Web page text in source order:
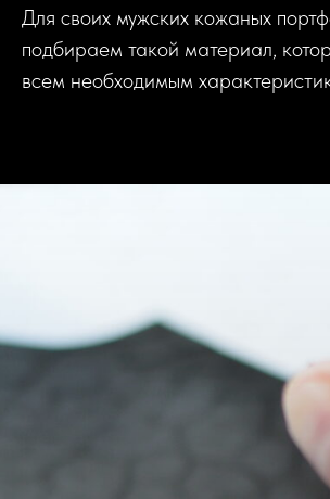
Для своих мужских кожаных
подбираем такой материал,
всем необходимым